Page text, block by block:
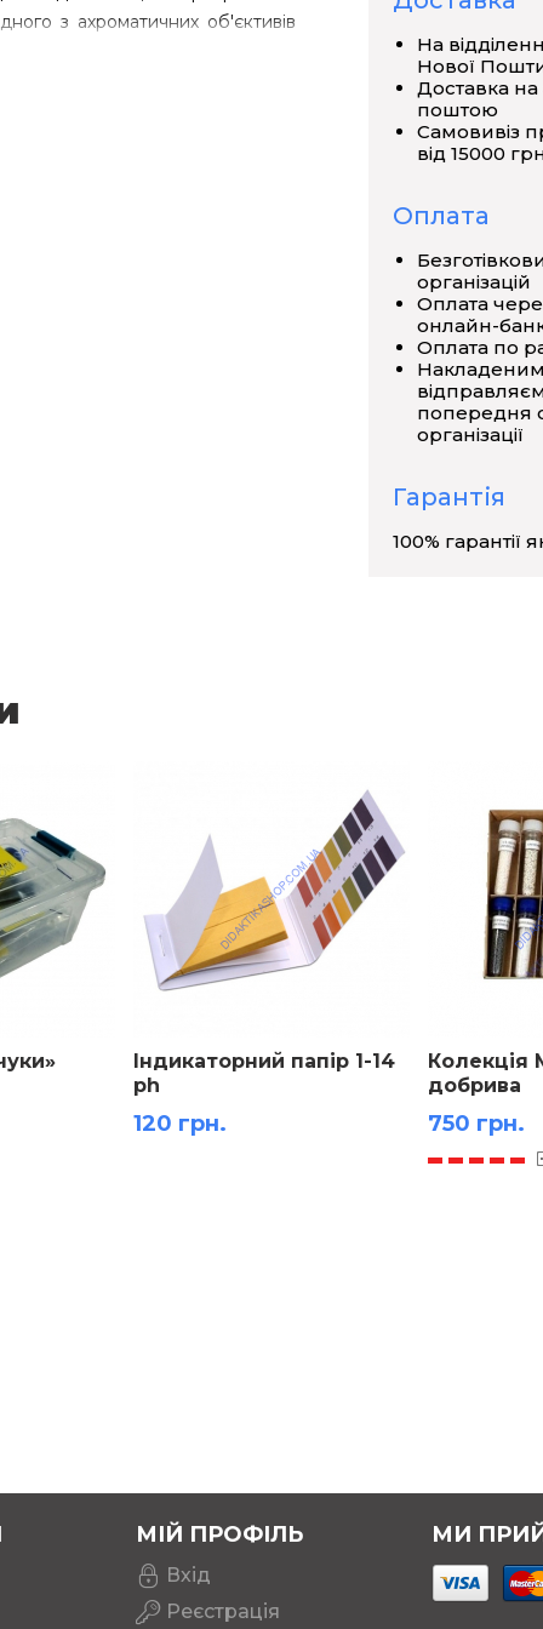
з ахроматичних об'єктивів
На
Нової
Доставка
поштою
Самовивіз
від 15000
Оплата
організацій
Оплата
онлайн-
Оплата по
попередня
організації
Гарантія
100% гарантії
Індикаторний папір 1-14
ph
120 грн.
Колекція
добрива
750 грн.
МІЙ ПРОФІЛЬ
Вхід
Реєстрація
МИ